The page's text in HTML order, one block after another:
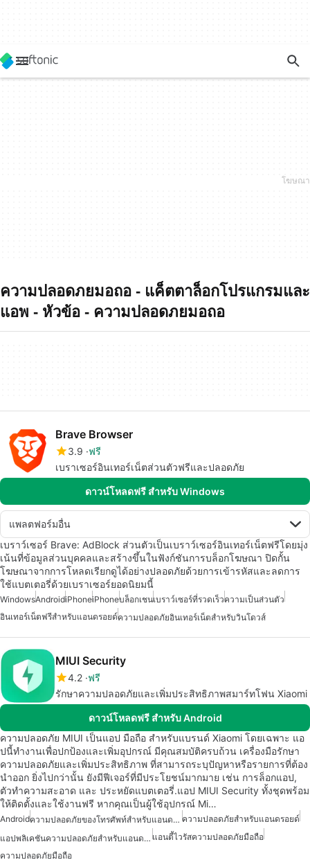
ความปลอดภยมอถอ - แค็ตตาล็อกโปรแกรมและ
แอพ - หัวข้อ - ความปลอดภยมอถอ
Brave Browser
3.9 ฟรี
เบราเซอร์อินเทอร์เน็ตส่วนตัวฟรีและปลอดภัย
ดาวน์โหลดฟรี สำหรับ Windows
แพลตฟอร์มอื่น
เบราว์เซอร์ Brave: AdBlock ส่วนตัวเป็นเบราว์เซอร์อินเทอร์เน็ตฟรีโดยมุ่ง
เน้นที่ข้อมูลส่วนบุคคลและสร้างขึ้นในฟังก์ชันการบล็อกโฆษณา ปิดกั้น
โฆษณาจากการโหลดเรียกดูได้อย่างปลอดภัยด้วยการเข้ารหัสและลดการ
ใช้แบตเตอรี่ด้วยเบราเซอร์ยอดนิยมนี้
WindowsAndroidiPhoneiPhoneบล็อกเชนเบราว์เซอร์ที่รวดเร็วความเป็นส่วนตัว
อินเทอร์เน็ตฟรีสำหรับแอนดรอยด์ความปลอดภัยอินเทอร์เน็ตสำหรับวินโดวส์
MIUI Security
4.2 ฟรี
รักษาความปลอดภัยและเพิ่มประสิทธิภาพสมาร์ทโฟน Xiaomi
ดาวน์โหลดฟรี สำหรับ Android
ความปลอดภัย MIUI เป็นแอป มือถือ สำหรับแบรนด์ Xiaomi โดยเฉพาะ แอ
ปนี้ทำงานเพื่อปกป้องและเพิ่มอุปกรณ์ มีคุณสมบัติครบถ้วน เครื่องมือรักษา
ความปลอดภัยและเพิ่มประสิทธิภาพ ที่สามารถระบุปัญหาหรือรายการที่ต้อง
นำออก ยิ่งไปกว่านั้น ยังมีฟีเจอร์ที่มีประโยชน์มากมาย เช่น การล็อกแอป,
ตัวทำความสะอาด และ ประหยัดแบตเตอรี่.แอป MIUI Security ทั้งชุดพร้อม
ให้ติดตั้งและใช้งานฟรี หากคุณเป็นผู้ใช้อุปกรณ์ Mi…
Android ความปลอดภัยของโทรศัพท์สำหรับแอนดรอยด์ ความปลอดภัยสำหรับแอนดรอยด์
แอปพลิเคชันความปลอดภัยสำหรับแอนดรอยด์ แอนตี้ไวรัสความปลอดภัยมือถือ
ความปลอดภัยมือถือ